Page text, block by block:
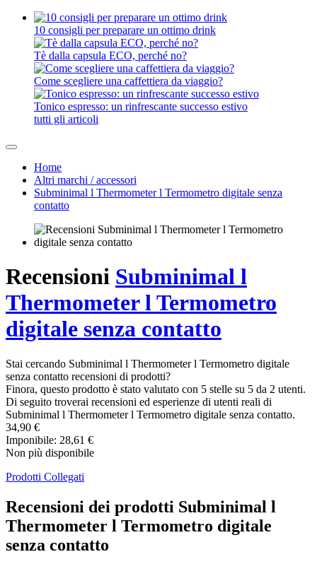
10 consigli per preparare un ottimo drink
Tè dalla capsula ECO, perché no?
Come scegliere una caffettiera da viaggio?
Tonico espresso: un rinfrescante successo estivo
tutti gli articoli
Home
Altri marchi / accessori
Subminimal l Thermometer l Termometro digitale senza
contatto
Recensioni Subminimal l
Thermometer l Termometro
digitale senza contatto
Stai cercando Subminimal l Thermometer l Termometro digitale
senza contatto recensioni di prodotti?
Finora, questo prodotto è stato valutato con 5 stelle su 5 da 2 utenti.
Di seguito troverai recensioni ed esperienze di utenti reali di
Subminimal l Thermometer l Termometro digitale senza contatto.
34,90 €
Imponibile: 28,61 €
Non più disponibile
Prodotti Collegati
Recensioni dei prodotti Subminimal l
Thermometer l Termometro digitale
senza contatto